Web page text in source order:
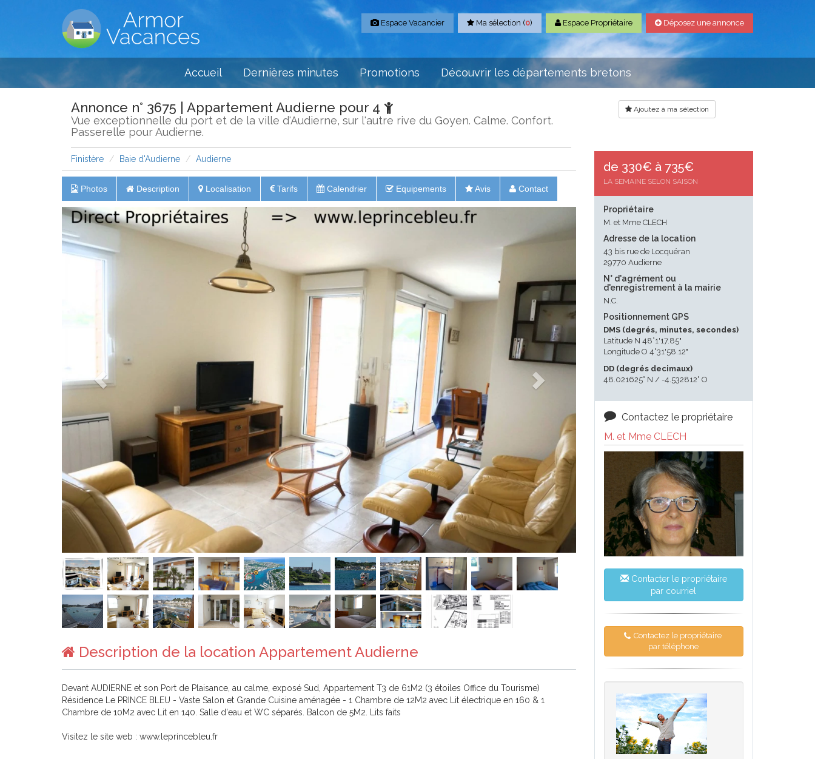
Espace Vacancier Ma sélection (0) Espace Propriétaire Déposez une annonce
Accueil Dernières minutes Promotions Découvrir les départements bretons
Annonce n° 3675 | Appartement Audierne pour 4
Vue exceptionnelle du port et de la ville d'Audierne, sur l'autre rive du Goyen. Calme. Confort.
Passerelle pour Audierne.
Ajoutez à ma sélection
Finistère Baie d'Audierne Audierne
Photos Description Localisation Tarifs Calendrier Equipements Avis Contact
Description de la location Appartement Audierne
Devant AUDIERNE et son Port de Plaisance, au calme, exposé Sud, Appartement T3 de 61M2 (3 étoiles Office du Tourisme)
Résidence Le PRINCE BLEU - Vaste Salon et Grande Cuisine aménagée - 1 Chambre de 12M2 avec Lit électrique en 160 & 1
Chambre de 10M2 avec Lit en 140. Salle d'eau et WC séparés. Balcon de 5M2. Lits faits
Visitez le site web : www.leprincebleu.fr
de 330€ à 735€
LA SEMAINE SELON SAISON
Propriétaire
M. et Mme CLECH
Adresse de la location
43 bis rue de Locquéran
29770 Audierne
N° d'agrément ou
d'enregistrement à la mairie
N.C.
Positionnement GPS
DMS (degrés, minutes, secondes)
Latitude N 48°1'17.85"
Longitude O 4°31'58.12"
DD (degrés decimaux)
48.021625° N / -4.532812° O
Contactez le propriétaire
M. et Mme CLECH
Contacter le propriétaire
par courriel
Contactez le propriétaire
par téléphone